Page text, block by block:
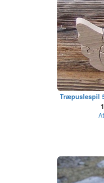
Træpuslespil